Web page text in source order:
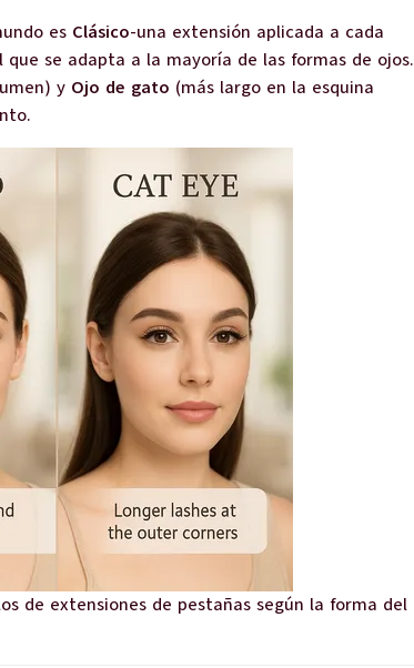
es Clásico-una extensión aplicada a cada
se adapta a la mayoría de las formas de ojos.
y Ojo de gato (más largo en la esquina
de extensiones de pestañas según la forma del